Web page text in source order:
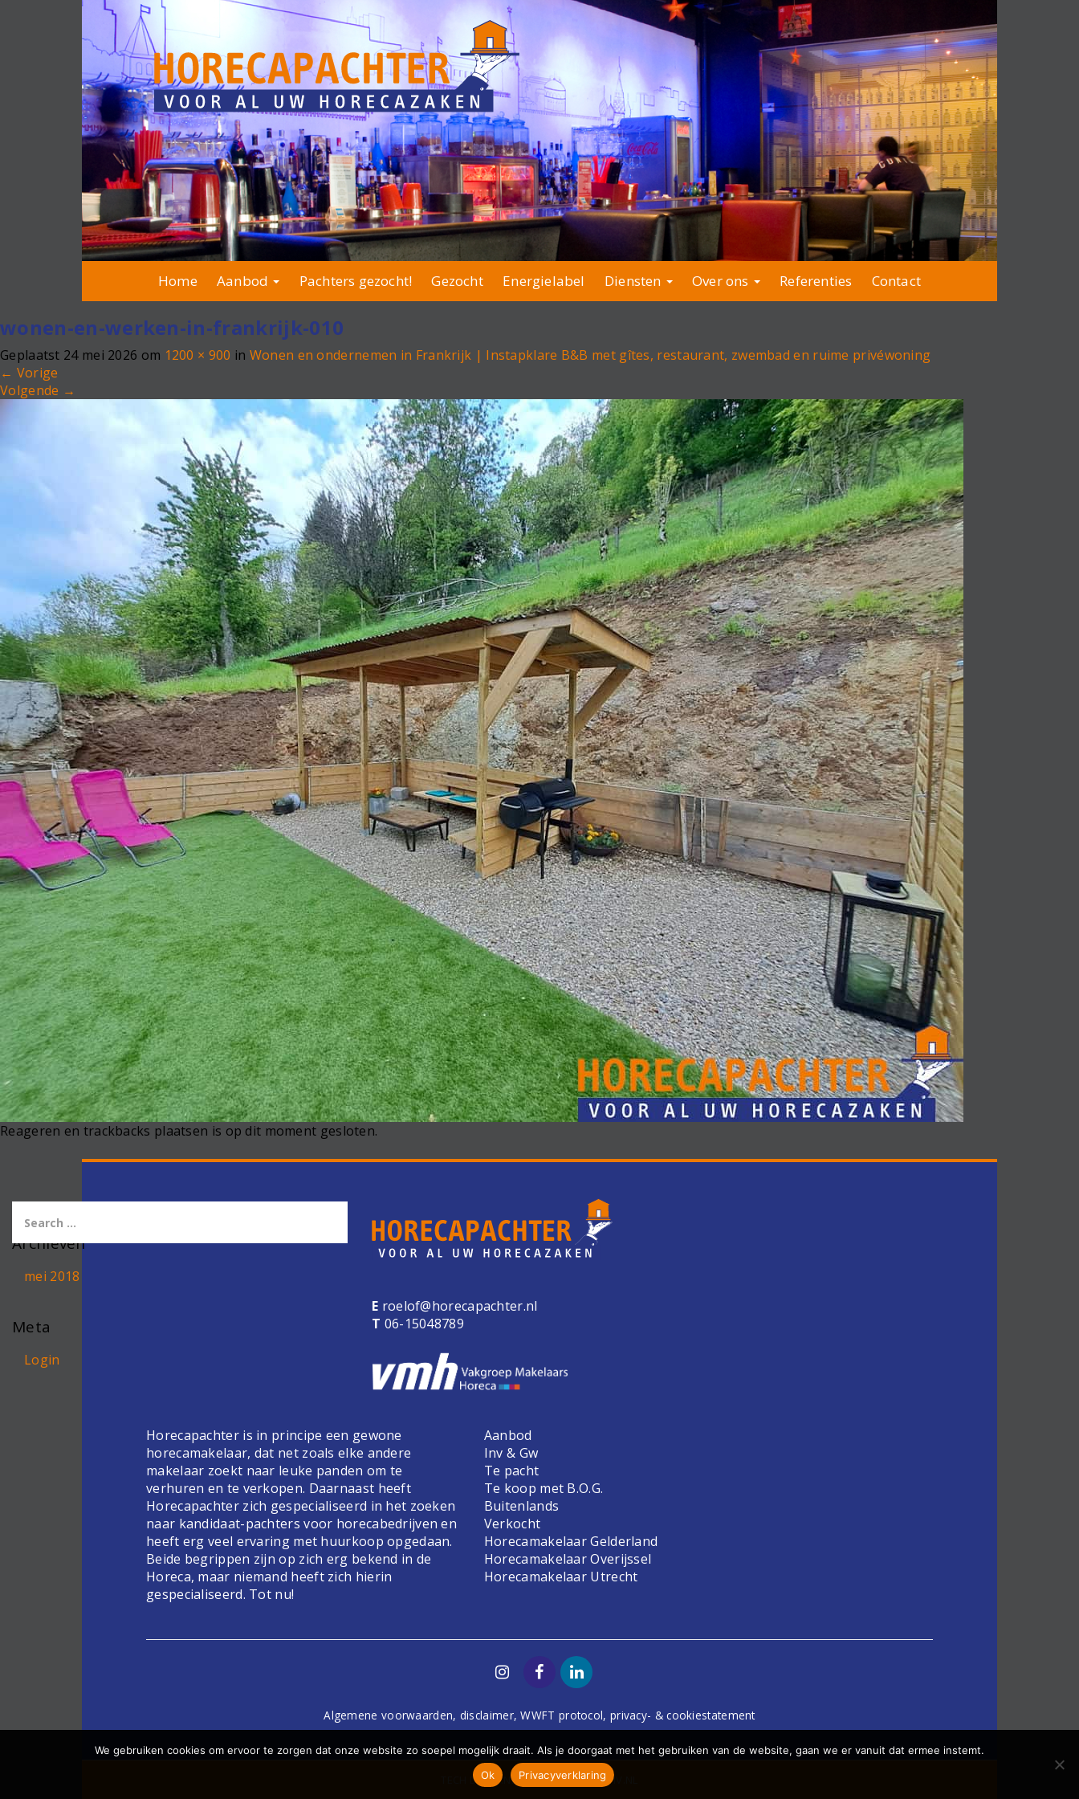
Home Aanbod Pachters gezocht! Gezocht Energielabel Diensten Over ons Referenties Contact
wonen-en-werken-in-frankrijk-010
Geplaatst 24 mei 2026 om 1200 × 900 in Wonen en ondernemen in Frankrijk | Instapklare B&B met gîtes, restaurant, zwembad en ruime privéwoning
← Vorige
Volgende →
Reageren en trackbacks plaatsen is op dit moment gesloten.
Archieven
mei 2018
Meta
Login
E roelof@horecapachter.nl
T 06-15048789
Horecapachter is in principe een gewone
horecamakelaar, dat net zoals elke andere
makelaar zoekt naar leuke panden om te
verhuren en te verkopen. Daarnaast heeft
Horecapachter zich gespecialiseerd in het zoeken
naar kandidaat-pachters voor horecabedrijven en
heeft erg veel ervaring met huurkoop opgedaan.
Beide begrippen zijn op zich erg bekend in de
Horeca, maar niemand heeft zich hierin
gespecialiseerd. Tot nu!
Aanbod
Inv & Gw
Te pacht
Te koop met B.O.G.
Buitenlands
Verkocht
Horecamakelaar Gelderland
Horecamakelaar Overijssel
Horecamakelaar Utrecht
Algemene voorwaarden, disclaimer,WWFT protocol, privacy- & cookiestatement
DODO.NL | DESIGNSTUDIOVIV.NL
We gebruiken cookies om ervoor te zorgen dat onze website zo soepel mogelijk draait. Als je doorgaat met het gebruiken van de website, gaan we er vanuit dat ermee instemt.
Ok
Privacyverklaring